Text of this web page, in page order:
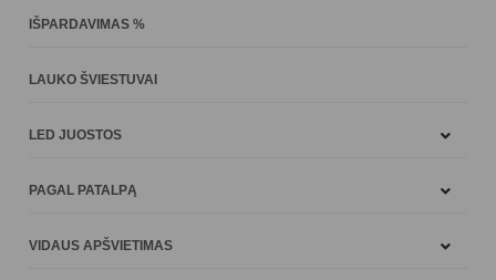
IŠPARDAVIMAS %
LAUKO ŠVIESTUVAI
LED JUOSTOS
PAGAL PATALPĄ
VIDAUS APŠVIETIMAS